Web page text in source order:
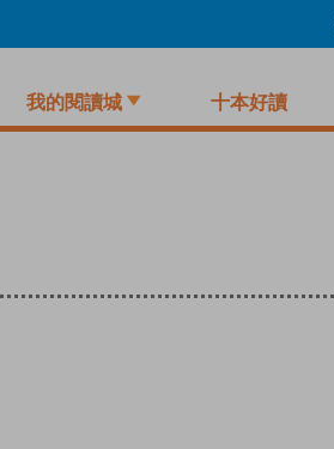
我的閱讀城 十本好讀